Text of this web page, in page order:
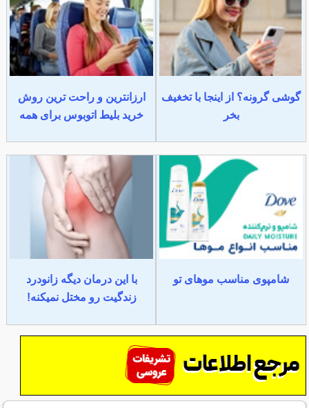
گوشی گرونه؟ از اینجا با تخغیف
بخر
ارزانترین و راحت ترین روش
خرید بلیط اتوبوس برای همه
شامپوی مناسب موهای تو
با این درمان دیگه زانودرد
زندگیت رو مختل نمیکنه!